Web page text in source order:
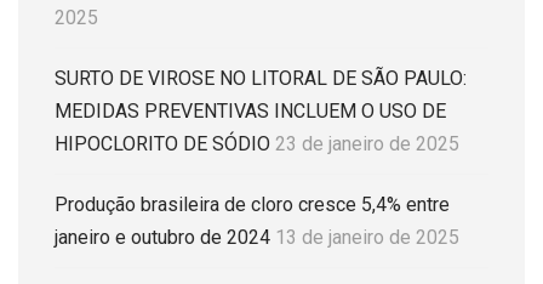
2025
SURTO DE VIROSE NO LITORAL DE SÃO PAULO:
MEDIDAS PREVENTIVAS INCLUEM O USO DE
HIPOCLORITO DE SÓDIO 23 de janeiro de 2025
Produção brasileira de cloro cresce 5,4% entre
janeiro e outubro de 2024 13 de janeiro de 2025